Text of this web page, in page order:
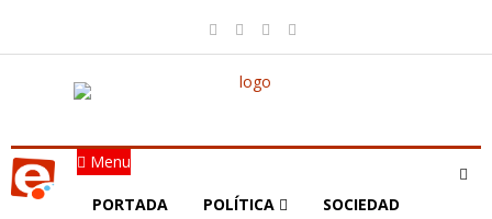
Menu
PORTADA POLÍTICA SOCIEDAD